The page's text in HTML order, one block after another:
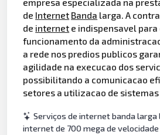
de Internet Banda larga. A
de internet e indispensavel para
funcionamento da
a rede nos predios publicos
agilidade na execucao dos
possibilitando a comunicacao
setores a utilizacao de
Serviços de internet banda larga
internet de 700 mega de